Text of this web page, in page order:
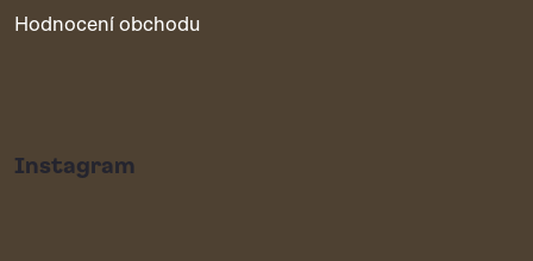
Hodnocení obchodu
Instagram